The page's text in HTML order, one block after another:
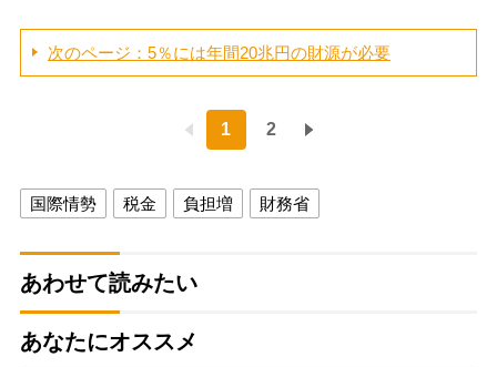
次のページ：5％には年間20兆円の財源が必要
1 2
国際情勢 税金 負担増 財務省
あわせて読みたい
あなたにオススメ